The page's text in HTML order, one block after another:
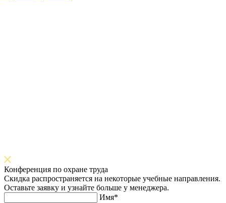
Конференция по охране труда
Скидка распространяется на некоторые учебные направления.
Оставьте заявку и узнайте больше у менеджера.
Имя*